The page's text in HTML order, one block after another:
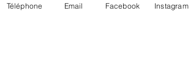
Téléphone Email Facebook Instagram